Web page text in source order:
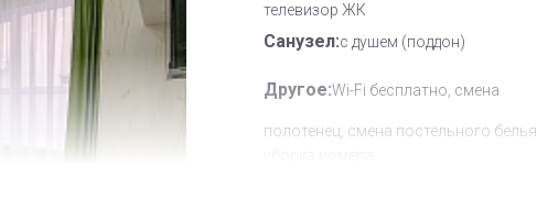
телевизор ЖК
Санузел:с душем (поддон)
Другое:Wi-Fi бесплатно, смена
полотенец, смена постельного белья,